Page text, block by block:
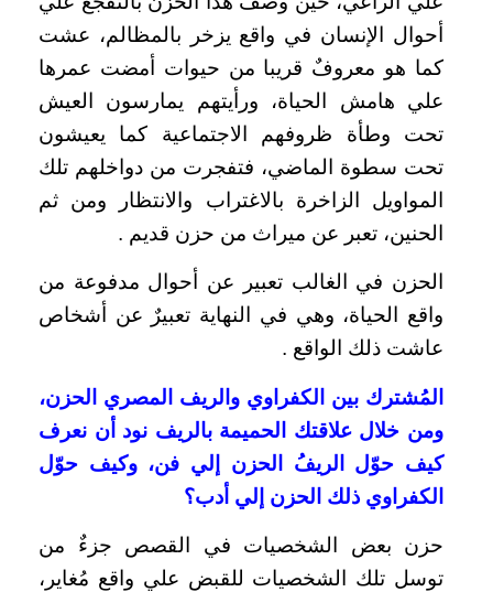
أحوال الإنسان في واقع يزخر بالمظالم، عشت
كما هو معروفٌ قريبا من حيوات أمضت عمرها
علي هامش الحياة، ورأيتهم يمارسون العيش
تحت وطأة ظروفهم الاجتماعية كما يعيشون
تحت سطوة الماضي، فتفجرت من دواخلهم تلك
المواويل الزاخرة بالاغتراب والانتظار ومن ثم
الحنين، تعبر عن ميراث من حزن قديم .
الحزن في الغالب تعبير عن أحوال مدفوعة من
واقع الحياة، وهي في النهاية تعبيرٌ عن أشخاص
عاشت ذلك الواقع .
المُشترك بين الكفراوي والريف المصري الحزن،
ومن خلال علاقتك الحميمة بالريف نود أن نعرف
كيف حوّل الريفُ الحزن إلي فن، وكيف حوّل
الكفراوي ذلك الحزن إلي أدب؟
حزن بعض الشخصيات في القصص جزءٌ من
توسل تلك الشخصيات للقبض علي واقع مُغاير،